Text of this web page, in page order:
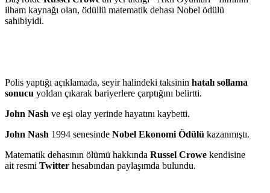
ilham kaynağı olan, ödüllü matematik dehası Nobel ödülü
sahibiyidi.
Polis yaptığı açıklamada, seyir halindeki taksinin hatalı sollama
sonucu yoldan çıkarak bariyerlere çarptığını belirtti.
John Nash ve eşi olay yerinde hayatını kaybetti.
John Nash 1994 senesinde Nobel Ekonomi Ödülü kazanmıştı.
Matematik dehasının ölümü hakkında Russel Crowe kendisine
ait resmi Twitter hesabından paylaşımda bulundu.